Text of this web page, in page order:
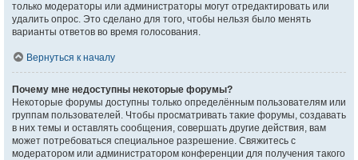
только модераторы или администраторы могут отредактировать или
удалить опрос. Это сделано для того, чтобы нельзя было менять
варианты ответов во время голосования.
Вернуться к началу
Почему мне недоступны некоторые форумы?
Некоторые форумы доступны только определённым пользователям или
группам пользователей. Чтобы просматривать такие форумы, создавать
в них темы и оставлять сообщения, совершать другие действия, вам
может потребоваться специальное разрешение. Свяжитесь с
модератором или администратором конференции для получения такого